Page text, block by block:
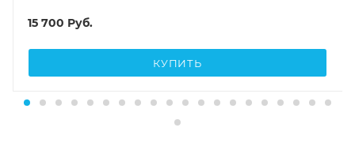
15 700 Руб.
КУПИТЬ